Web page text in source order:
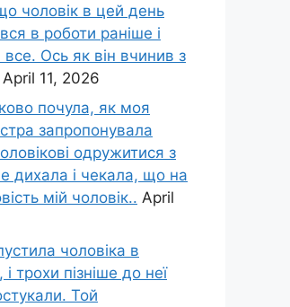
чоловік в цей день
в роботи раніше і
Ось як він вчинив з
April 11, 2026
почула, як моя
запропонувала
одружитися з
дихала і чекала, що на
мій чоловік.. April
чоловіка в
трохи пізніше до неї
Той